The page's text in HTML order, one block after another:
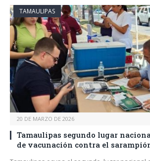
TAMAULIPAS
20 DE MARZO DE 2026
Tamaulipas segundo lugar
de vacunación contra el